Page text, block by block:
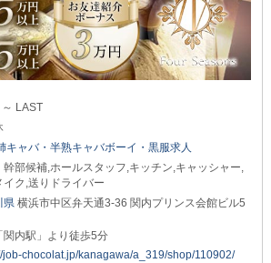
LAST
キャバ・半熟キャバボーイ・黒服求人
幹部候補,ホールスタッフ,キッチン,キャッシャー,
イク,送りドライバー
県横浜市中区弁天通3-36 関内プリンス会館ビル5
関内駅」より徒歩5分
job-chocolat.jp/kanagawa/a_319/shop/110902/